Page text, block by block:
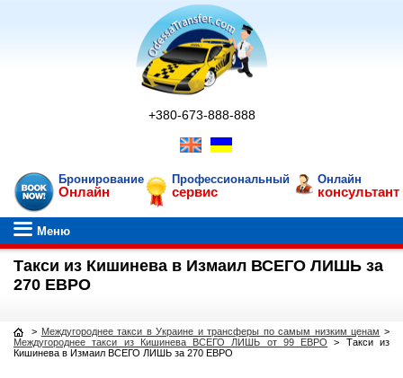
+380-673-888-888
Бронирование
Онлайн
Профессиональный
сервис
Онлайн
консультант
Меню
Такси из Кишинева в Измаил ВСЕГО ЛИШЬ за
270 ЕВРО
> Междугороднее такси в Украине и трансферы по самым низким ценам >
Междугороднее такси из Кишинева ВСЕГО ЛИШЬ от 99 ЕВРО
> Такси из
Кишинева в Измаил ВСЕГО ЛИШЬ за 270 ЕВРО